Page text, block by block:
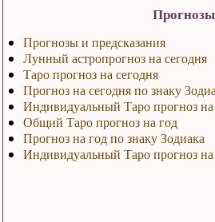
Прогнозы
Прогнозы и предсказания
Лунный астропрогноз на сегодня
Таро прогноз на сегодня
Прогноз на сегодня по знаку
Индивидуальный Таро прогноз на
Общий Таро прогноз на год
Прогноз на год по знаку Зодиака
Индивидуальный Таро прогноз на